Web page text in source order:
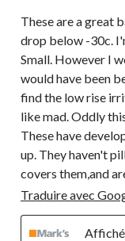
These are a great
drop below -30c.
Small. However I
would have been
find the low rise
like mad. Oddly
These have
up. They haven't
covers them,and
Traduire avec